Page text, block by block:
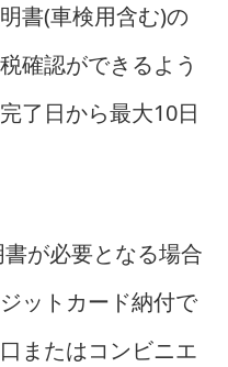
書(車検用含む)の
確認ができるよう
了日から最大10日
が必要となる場合
ットカード納付で
またはコンビニエ